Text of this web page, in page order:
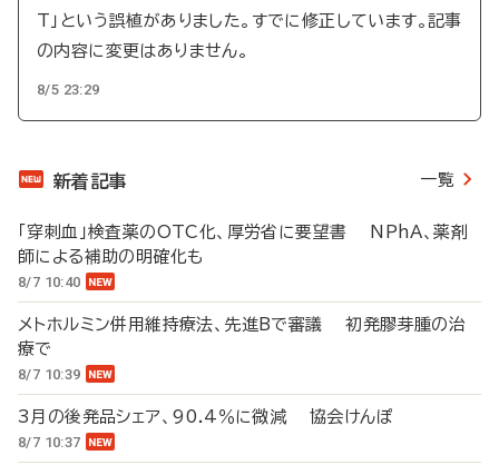
T」という誤植がありました。すでに修正しています。記事
の内容に変更はありません。
8/5 23:29
新着記事 一覧
「穿刺血」検査薬のOTC化、厚労省に要望書 NPhA、薬剤
師による補助の明確化も
8/7 10:40
メトホルミン併用維持療法、先進Bで審議 初発膠芽腫の治
療で
8/7 10:39
3月の後発品シェア、90.4％に微減 協会けんぽ
8/7 10:37